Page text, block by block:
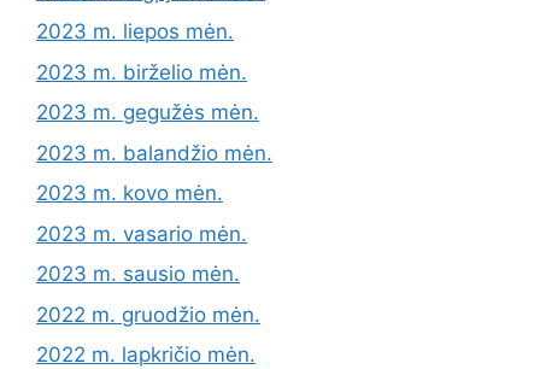
2023 m. liepos mėn.
2023 m. birželio mėn.
2023 m. gegužės mėn.
2023 m. balandžio mėn.
2023 m. kovo mėn.
2023 m. vasario mėn.
2023 m. sausio mėn.
2022 m. gruodžio mėn.
2022 m. lapkričio mėn.